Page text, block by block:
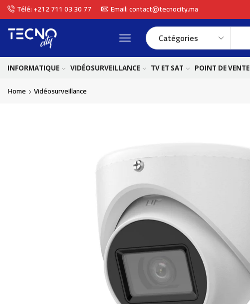
Télé: +212 711 03 30 77 Email: contact@tecnocity.ma
INFORMATIQUE VIDÉOSURVEILLANCE TV ET SAT POINT DE VENTE
Home Vidéosurveillance